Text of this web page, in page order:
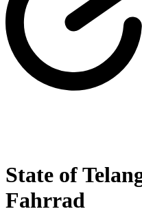
State of
Fahrrad